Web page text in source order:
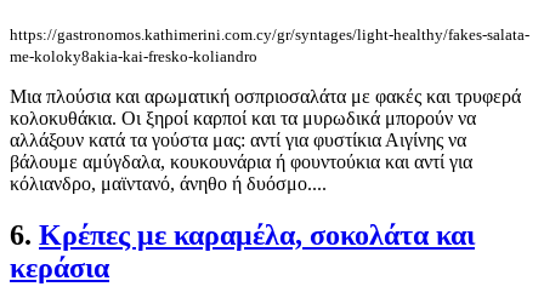
https://gastronomos.kathimerini.com.cy/gr/syntages/light-healthy/fakes-salata-
me-koloky8akia-kai-fresko-koliandro
Μια πλούσια και αρωματική οσπριοσαλάτα με φακές και τρυφερά
κολοκυθάκια. Οι ξηροί καρποί και τα μυρωδικά μπορούν να
αλλάξουν κατά τα γούστα μας: αντί για φυστίκια Αιγίνης να
βάλουμε αμύγδαλα, κουκουνάρια ή φουντούκια και αντί για
κόλιανδρο, μαϊντανό, άνηθο ή δυόσμο....
6. Κρέπες με καραμέλα, σοκολάτα και
κεράσια